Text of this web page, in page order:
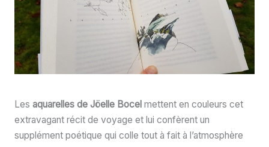
Les aquarelles de Jöelle Bocel mettent en couleurs cet
extravagant récit de voyage et lui confèrent un
supplément poétique qui colle tout à fait à l’atmosphère